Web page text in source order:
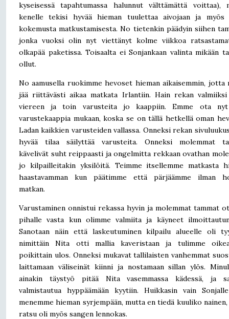
kyseisessä tapahtumassa halunnut välttämättä voittaa),
kenelle tekisi hyvää hieman tuulettaa aivojaan ja myös
kokemusta matkustamisesta. No tietenkin päädyin siihen
jonka vuoksi olin nyt viettänyt kolme viikkoa
olkapää paketissa. Toisaalta ei Sonjankaan valinta mikään
ollut.
No aamusella ruokimme hevoset hieman aikaisemmin, jotta
jää riittävästi aikaa matkata Irlantiin. Hain rekan
viereen ja toin varusteita jo kaappiin. Emme ota
varustekaappia mukaan, koska se on tällä hetkellä oman
Ladan kaikkien varusteiden vallassa. Onneksi rekan
hyvää tilaa säilyttää varusteita. Onneksi molemmat
kävelivät suht reippaasti ja ongelmitta rekkaan ovathan
jo kilpailleitakin yksilöitä. Teimme itsellemme matkasta
haastavamman kun päätimme että pärjäämme ilman
matkan.
Varustaminen onnistui rekassa hyvin ja molemmat tammat
pihalle vasta kun olimme valmiita ja käyneet
Sanotaan näin että laskeutuminen kilpailu alueelle oli
nimittäin Nita otti mallia kaveristaan ja tulimme
poikittain ulos. Onneksi mukavat tallilaisten vanhemmat
laittamaan väliseinät kiinni ja nostamaan sillan ylös.
ainakin täystyö pitää Nita vasemmassa kädessä, ja
valmistautua hyppäämään kyytiin. Huikkasin vain
menemme hieman syrjempään, mutta en tiedä kuuliko
ratsu oli myös sangen lennokas.